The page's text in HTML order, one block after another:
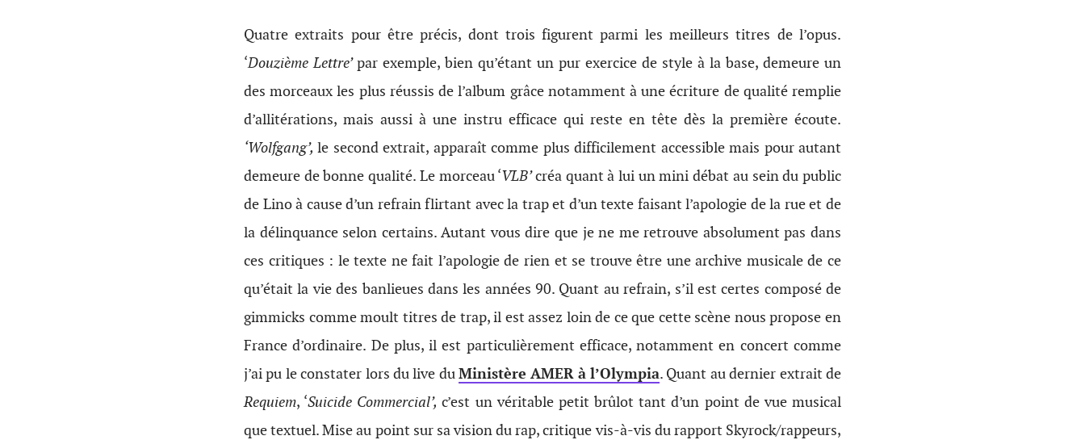
Quatre extraits pour être précis, dont trois figurent parmi les meilleurs titres de l’opus.
‘Douzième Lettre’par exemple, bien qu’étant un pur exercice de style à la base, demeure un
des morceaux les plus réussis de l’album grâce notamment à une écriture de qualité remplie
d’allitérations, mais aussi à une instru efficace qui reste en tête dès la première écoute.
‘Wolfgang’,le second extrait, apparaît comme plus difficilement accessible mais pour autant
demeure de bonne qualité. Le morceau ‘VLB’créa quant à lui un mini débat au sein du public
de Lino à cause d’un refrain flirtant avec la trap et d’un texte faisant l’apologie de la rue et de
la délinquance selon certains. Autant vous dire que je ne me retrouve absolument pas dans
ces critiques : le texte ne fait l’apologie de rien et se trouve être une archive musicale de ce
qu’était la vie des banlieues dans les années 90. Quant au refrain, s’il est certes composé de
gimmicks comme moult titres de trap, il est assez loin de ce que cette scène nous propose en
France d’ordinaire. De plus, il est particulièrement efficace, notamment en concert comme
j’ai pu le constater lors du live duMinistère AMER à l’Olympia. Quant au dernier extrait de
Requiem, ‘Suicide Commercial’,c’est un véritable petit brûlot tant d’un point de vue musical
que textuel. Mise au point sur sa vision du rap, critique vis-à-vis du rapport Skyrock/rappeurs,